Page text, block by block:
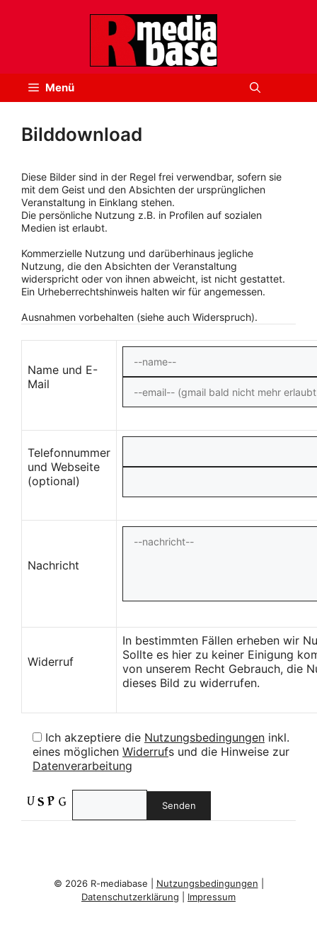
Menü
Bilddownload
Diese Bilder sind in der Regel frei verwendbar, sofern sie
mit dem Geist und den Absichten der ursprünglichen
Veranstaltung in Einklang stehen.
Die persönliche Nutzung z.B. in Profilen auf sozialen
Medien ist erlaubt.
Kommerzielle Nutzung und darüberhinaus jegliche
Nutzung, die den Absichten der Veranstaltung
widerspricht oder von ihnen abweicht, ist nicht gestattet.
Ein Urheberrechtshinweis halten wir für angemessen.
Ausnahmen vorbehalten (siehe auch Widerspruch).
Name und E-
Mail
Telefonnummer
und Webseite
(optional)
Nachricht
Widerruf
In bestimmten Fällen erheben wir
Sollte es hier zu keiner Einigung
von unserem Recht Gebrauch, die
dieses Bild zu widerrufen.
Ich akzeptiere die Nutzungsbedingungen inkl.
eines möglichen Widerrufs und die Hinweise zur
Datenverarbeitung
© 2026 R-mediabase | Nutzungsbedingungen
Datenschutzerklärung
Impressum